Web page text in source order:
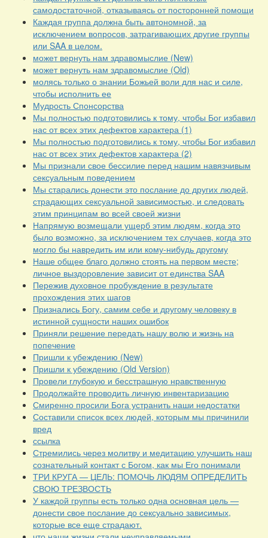
самодостаточной, отказываясь от посторонней помощи
Каждая группа должна быть автономной, за
исключением вопросов, затрагивающих другие группы
или SAA в целом.
может вернуть нам здравомыслие (New)
может вернуть нам здравомыслие (Old)
молясь только о знании Божьей воли для нас и силе,
чтобы исполнить ее
Мудрость Спонсорства
Мы полностью подготовились к тому, чтобы Бог избавил
нас от всех этих дефектов характера (1)
Мы полностью подготовились к тому, чтобы Бог избавил
нас от всех этих дефектов характера (2)
Мы признали свое бессилие перед нашим навязчивым
сексуальным поведением
Мы старались донести это послание до других людей,
страдающих сексуальной зависимостью, и следовать
этим принципам во всей своей жизни
Напрямую возмещали ущерб этим людям, когда это
было возможно, за исключением тех случаев, когда это
могло бы навредить им или кому-нибудь другому
Наше общее благо должно стоять на первом месте;
личное выздоровление зависит от единства SAA
Пережив духовное пробуждение в результате
прохождения этих шагов
Признались Богу, самим себе и другому человеку в
истинной сущности наших ошибок
Приняли решение передать нашу волю и жизнь на
попечение
Пришли к убеждению (New)
Пришли к убеждению (Old Version)
Провели глубокую и бесстрашную нравственную
Продолжайте проводить личную инвентаризацию
Смиренно просили Бога устранить наши недостатки
Составили список всех людей, которым мы причинили
вред
ссылка
Стремились через молитву и медитацию улучшить наш
сознательный контакт с Богом, как мы Его понимали
ТРИ КРУГА — ЦЕЛЬ: ПОМОЧЬ ЛЮДЯМ ОПРЕДЕЛИТЬ
СВОЮ ТРЕЗВОСТЬ
У каждой группы есть только одна основная цель —
донести свое послание до сексуально зависимых,
которые все еще страдают.